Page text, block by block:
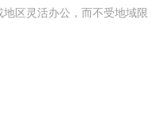
区灵活办公，而不受地域限